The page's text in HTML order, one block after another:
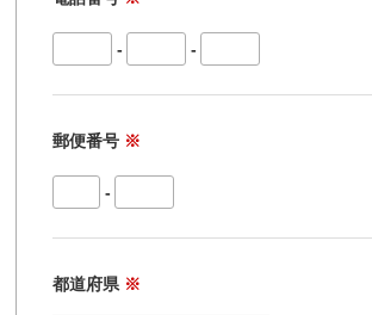
- -
郵便番号 ※
-
都道府県 ※